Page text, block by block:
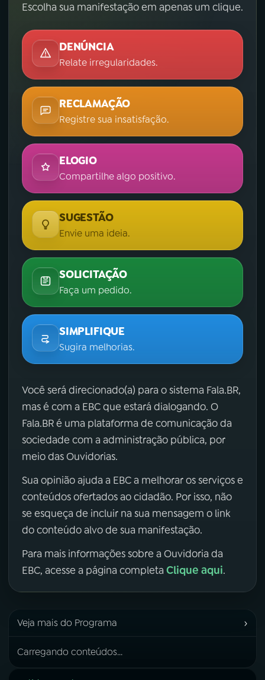
Escolha sua manifestação em apenas um clique.
DENÚNCIA
Relate irregularidades.
RECLAMAÇÃO
Registre sua insatisfação.
ELOGIO
Compartilhe algo positivo.
SUGESTÃO
Envie uma ideia.
SOLICITAÇÃO
Faça um pedido.
SIMPLIFIQUE
Sugira melhorias.
Você será direcionado(a) para o sistema Fala.BR,
mas é com a EBC que estará dialogando. O
Fala.BR é uma plataforma de comunicação da
sociedade com a administração pública, por
meio das Ouvidorias.
Sua opinião ajuda a EBC a melhorar os serviços e
conteúdos ofertados ao cidadão. Por isso, não
se esqueça de incluir na sua mensagem o link
do conteúdo alvo de sua manifestação.
Para mais informações sobre a Ouvidoria da
EBC, acesse a página completa Clique aqui.
Veja mais do Programa ›
Carregando conteúdos...